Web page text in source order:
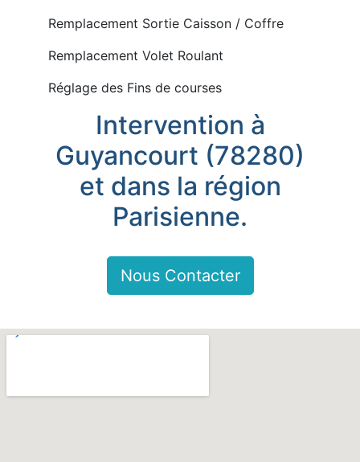
Remplacement Sortie Caisson / Coffre
Remplacement Volet Roulant
Réglage des Fins de courses
Intervention à
Guyancourt (78280)
et dans la région
Parisienne.
Nous Contacter